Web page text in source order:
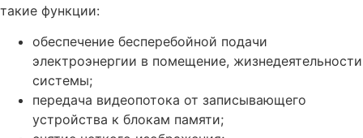
такие функции:
обеспечение бесперебойной подачи
электроэнергии в помещение, жизнедеятельности
системы;
передача видеопотока от записывающего
устройства к блокам памяти;